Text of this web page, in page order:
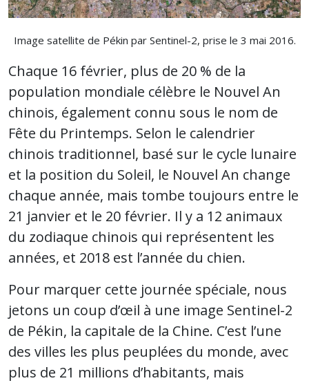
Image satellite de Pékin par Sentinel-2, prise le 3 mai 2016.
Chaque 16 février, plus de 20 % de la
population mondiale célèbre le Nouvel An
chinois, également connu sous le nom de
Fête du Printemps. Selon le calendrier
chinois traditionnel, basé sur le cycle lunaire
et la position du Soleil, le Nouvel An change
chaque année, mais tombe toujours entre le
21 janvier et le 20 février. Il y a 12 animaux
du zodiaque chinois qui représentent les
années, et 2018 est l’année du chien.
Pour marquer cette journée spéciale, nous
jetons un coup d’œil à une image Sentinel-2
de Pékin, la capitale de la Chine. C’est l’une
des villes les plus peuplées du monde, avec
plus de 21 millions d’habitants, mais